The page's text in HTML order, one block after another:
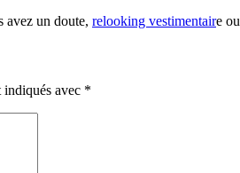
avez un doute, relooking vestimentaire ou
indiqués avec *